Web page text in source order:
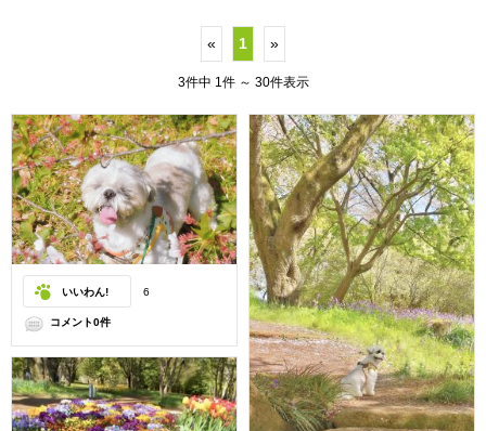
« 1 »
3件中 1件 ～ 30件表示
いいわん! 6
コメント0件